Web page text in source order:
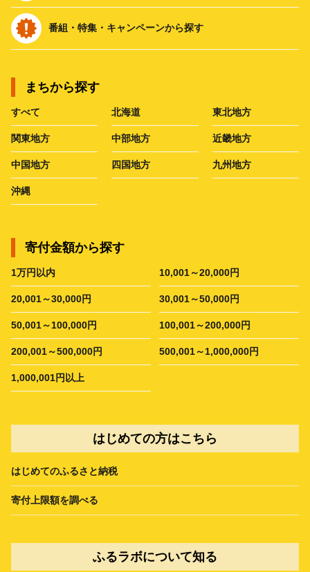
番組・特集・キャンペーンから探す
まちから探す
すべて 北海道 東北地方
関東地方 中部地方 近畿地方
中国地方 四国地方 九州地方
沖縄
寄付金額から探す
1万円以内 10,001～20,000円
20,001～30,000円 30,001～50,000円
50,001～100,000円 100,001～200,000円
200,001～500,000円 500,001～1,000,000円
1,000,001円以上
はじめての方はこちら
はじめてのふるさと納税
寄付上限額を調べる
ふるラボについて知る